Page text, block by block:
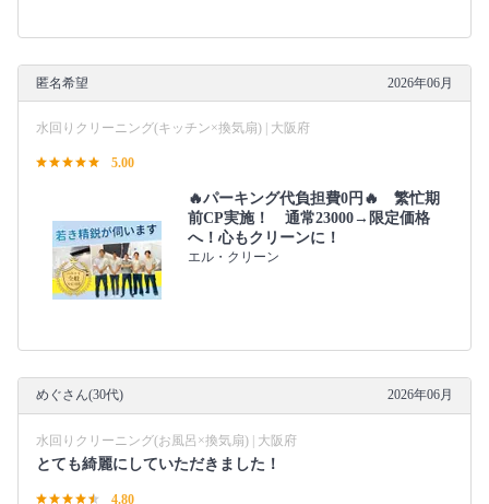
匿名希望 2026年06月
水回りクリーニング(キッチン×換気扇) | 大阪府
5.00
🔥パーキング代負担費0円🔥 繁忙期
前CP実施！ 通常23000→限定価格
へ！心もクリーンに！
エル・クリーン
めぐさん(30代) 2026年06月
水回りクリーニング(お風呂×換気扇) | 大阪府
とても綺麗にしていただきました！
4.80